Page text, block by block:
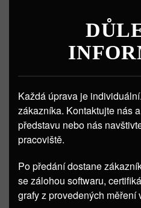
Každá úprava je
zákazníka. Kontaktujte nás
představu nebo nás
pracoviště.
Po předání dostane
se zálohou softwaru,
grafy z provedených měření